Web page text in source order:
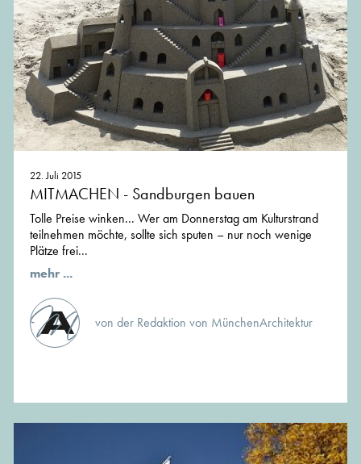
22. Juli 2015
MITMACHEN - Sandburgen bauen
Tolle Preise winken... Wer am Donnerstag am Kulturstrand
teilnehmen möchte, sollte sich sputen – nur noch wenige
Plätze frei...
mehr ...
von der Redaktion von MünchenArchitektur